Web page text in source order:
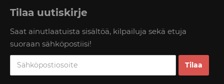
Tilaa uutiskirje
Saat ainutlaatuista sisältöä, kilpailuja sekä etuja
suoraan sähköpostiisi!